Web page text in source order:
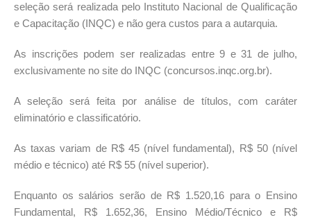
seleção será realizada pelo Instituto Nacional de Qualificação
e Capacitação (INQC) e não gera custos para a autarquia.
As inscrições podem ser realizadas entre 9 e 31 de julho,
exclusivamente no site do INQC (concursos.inqc.org.br).
A seleção será feita por análise de títulos, com caráter
eliminatório e classificatório.
As taxas variam de R$ 45 (nível fundamental), R$ 50 (nível
médio e técnico) até R$ 55 (nível superior).
Enquanto os salários serão de R$ 1.520,16 para o Ensino
Fundamental, R$ 1.652,36, Ensino Médio/Técnico e R$